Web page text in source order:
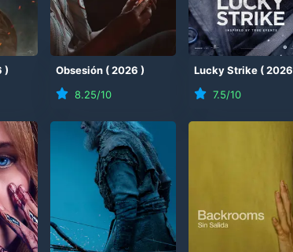
)
Obsesión (2026 )
8.25/10
Lucky Strike (2026
7.5/10